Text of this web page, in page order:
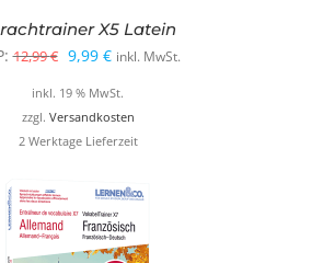
X5 Latein
12,99€ Ursprünglicher
Preis
war:
12,99 €
9,99 €Aktueller
Preis
ist:
9,99 €.
inkl. MwSt.
inkl. 19 % MwSt.
zzgl. Versandkosten
2 Werktage Lieferzeit